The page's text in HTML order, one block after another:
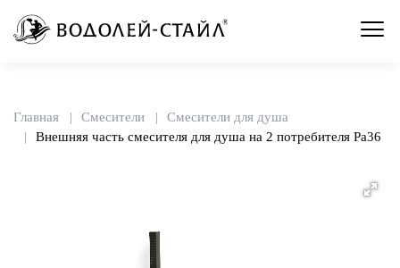
Главная Смесители
Смесители для душа
Внешняя часть смесителя для душа на 2 потребителя Pa36